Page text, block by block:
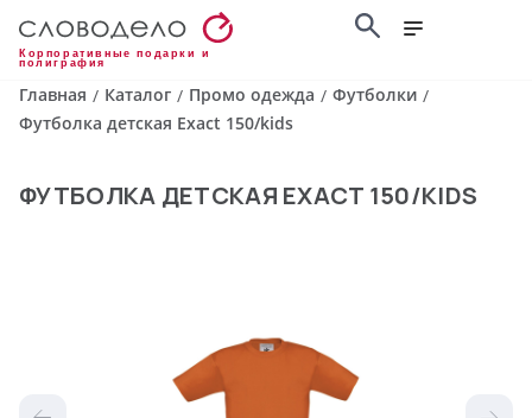
Корпоративные подарки и
полиграфия
Главная / Каталог / Промо одежда / Футболки /
Футболка детская Exact 150/kids
ФУТБОЛКА ДЕТСКАЯ EXACT 150/KIDS